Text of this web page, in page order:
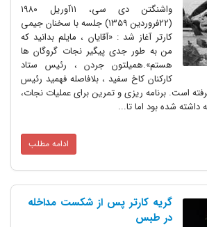
واشنگتن دی سی، ۱۱آوریل ۱۹۸۰
(۲۲فروردین ۱۳۵۹) جلسه با سخنان جیمی
کارتر آغاز شد : «آقایان ، مایلم بدانید که
من به طور جدی پیگیر نجات گروگان ها
هستم».همیلتون جردن ، رئیس ستاد
کارکنان کاخ سفید ، بلافاصله فهمید رئیس
است. برنامه ریزی و تمرین برای عملیات نجات،
شده بود اما تا...
ادامه مطلب
گریه کارتر پس از شکست مداخله
در طبس